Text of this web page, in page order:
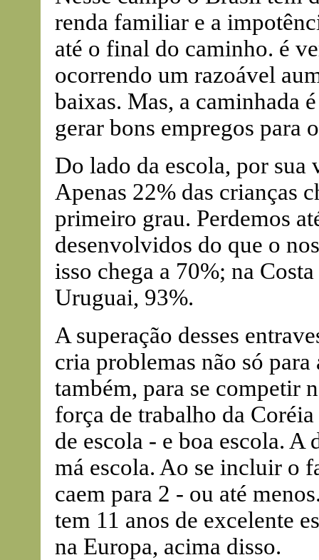
renda familiar e a
até o final do caminho. é
ocorrendo um razoável
baixas. Mas, a caminhada
gerar bons empregos para
Do lado da escola, por sua
Apenas 22% das crianças
primeiro grau. Perdemos
desenvolvidos do que o
isso chega a 70%; na
Uruguai, 93%.
A superação desses
cria problemas não só
também, para se competir
força de trabalho da
de escola - e boa escola. A
má escola. Ao se incluir o
caem para 2 - ou até
tem 11 anos de excelente
na Europa, acima disso.